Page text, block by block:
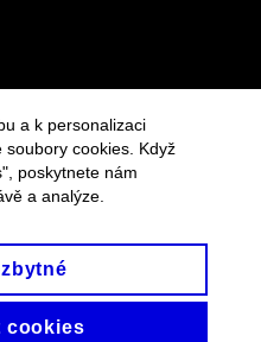
a k personalizaci
cookies. Když
poskytnete nám
a analýze.
cookies